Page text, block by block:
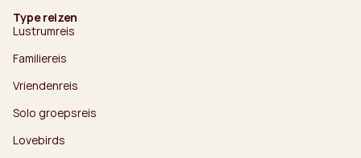
Type reizen
Lustrumreis
Familiereis
Vriendenreis
Solo groepsreis
Lovebirds